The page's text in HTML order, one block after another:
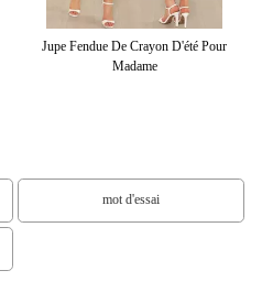
Jupe Fendue De Crayon D'été Pour
Madame
mot d'essai